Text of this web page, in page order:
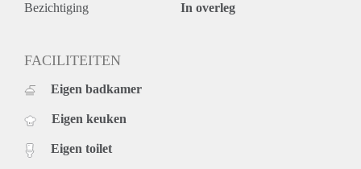
Bezichtiging In overleg
FACILITEITEN
Eigen badkamer
Eigen keuken
Eigen toilet